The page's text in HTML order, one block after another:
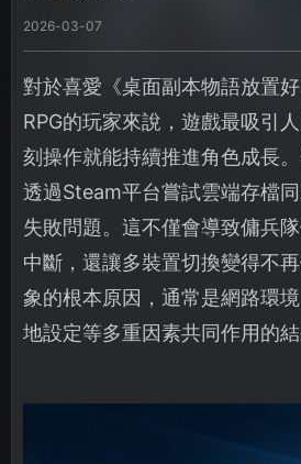
2026-03-07
對於喜愛《桌面副本物語放置
RPG的玩家來說，遊戲最吸引
刻操作就能持續推進角色成長
透過Steam平台嘗試雲端存檔
失敗問題。這不僅會導致傭兵
中斷，還讓多裝置切換變得不
象的根本原因，通常是網路環
地設定等多重因素共同作用的結